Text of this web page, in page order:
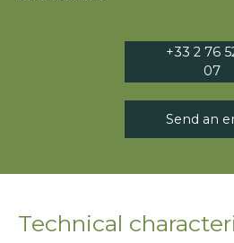
+33 2 76
07
Send an
Technical